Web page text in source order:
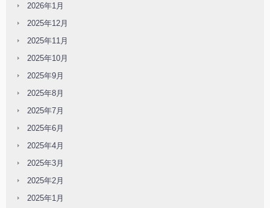
2026年1月
2025年12月
2025年11月
2025年10月
2025年9月
2025年8月
2025年7月
2025年6月
2025年4月
2025年3月
2025年2月
2025年1月